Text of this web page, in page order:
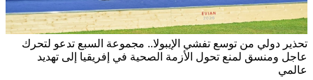
تحذير دولي من توسع تفشي الإيبولا.. مجموعة السبع تدعو لتحرك
عاجل ومنسق لمنع تحول الأزمة الصحية في إفريقيا إلى تهديد
عالمي